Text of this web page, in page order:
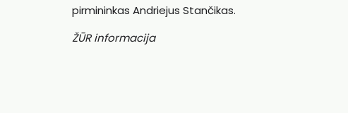
pirmininkas Andriejus Stančikas.
ŽŪR informacija